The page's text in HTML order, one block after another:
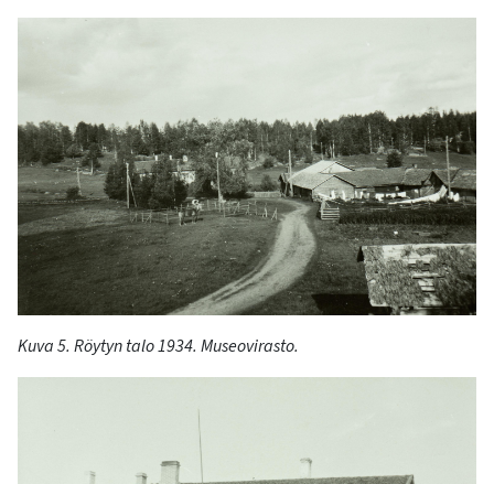
Kuva5. Röytyntalo 1934. Museovirasto.